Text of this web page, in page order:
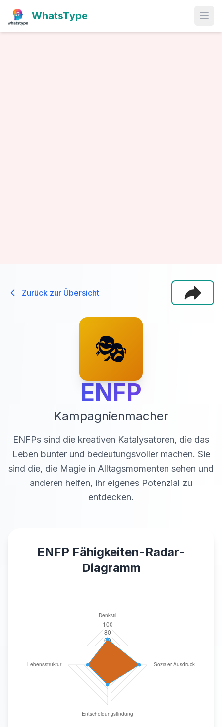
WhatsType
Zurück zur Übersicht
🎭
ENFP
Kampagnienmacher
ENFPs sind die kreativen Katalysatoren, die das
Leben bunter und bedeutungsvoller machen. Sie
sind die, die Magie in Alltagsmomenten sehen und
anderen helfen, ihr eigenes Potenzial zu
entdecken.
ENFP Fähigkeiten-Radar-
Diagramm